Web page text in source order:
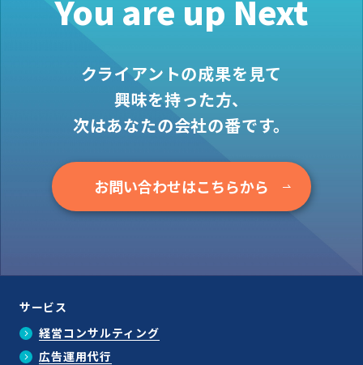
会社概要
お問い合わせ
資料ダウンロード
You are up Next
クライアントの成果を見て
興味を持った方、
次はあなたの会社の番です。
お問い合わせはこちらから
サービス
経営コンサルティング
広告運用代行